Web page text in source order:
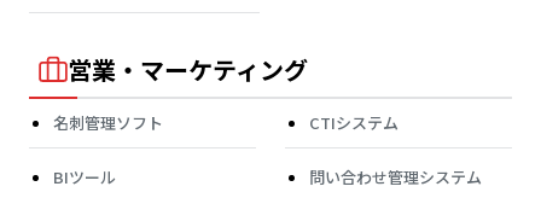
営業・マーケティング
名刺管理ソフト CTIシステム
BIツール 問い合わせ管理システム